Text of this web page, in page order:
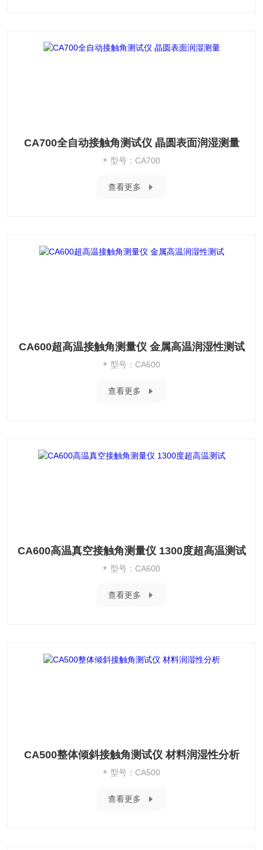
CA700全自动接触角测试仪 晶圆表面润湿测量
型号：CA700
查看更多
CA600超高温接触角测量仪 金属高温润湿性测试
型号：CA600
查看更多
CA600高温真空接触角测量仪 1300度超高温测试
型号：CA600
查看更多
CA500整体倾斜接触角测试仪 材料润湿性分析
型号：CA500
查看更多